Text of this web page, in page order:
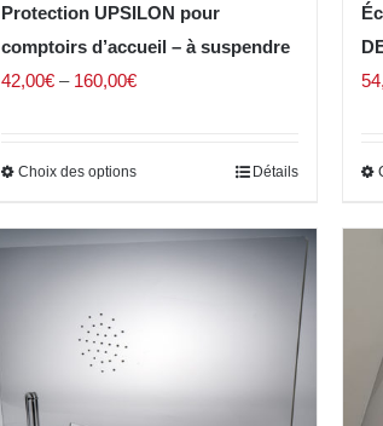
Protection UPSILON pour
comptoirs d’accueil – à suspendre
42,00€ – 160,00€
Choix des options Détails